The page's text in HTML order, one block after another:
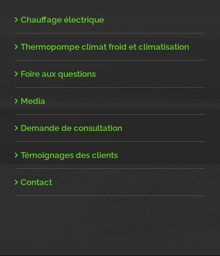
Chauffage électrique
Thermopompe climat froid et climatisation
Foire aux questions
Media
Demande de consultation
Témoignages des clients
Contact